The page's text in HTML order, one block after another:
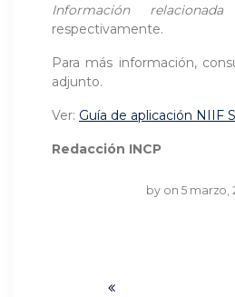
Información
respectivamente.
Para más información,
adjunto.
Ver: Guía de aplicación NIIF
Redacción INCP
by on 5 marzo,
Navegación